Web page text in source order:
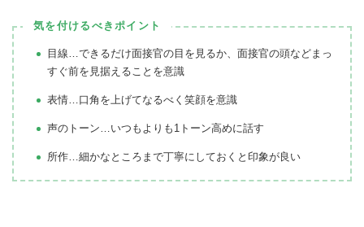
気を付けるべきポイント
目線…できるだけ面接官の目を見るか、面接官の頭などまっ
すぐ前を見据えることを意識
表情…口角を上げてなるべく笑顔を意識
声のトーン…いつもよりも1トーン高めに話す
所作…細かなところまで丁寧にしておくと印象が良い